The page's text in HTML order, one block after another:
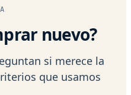
nuevo?
si merece la
que usamos